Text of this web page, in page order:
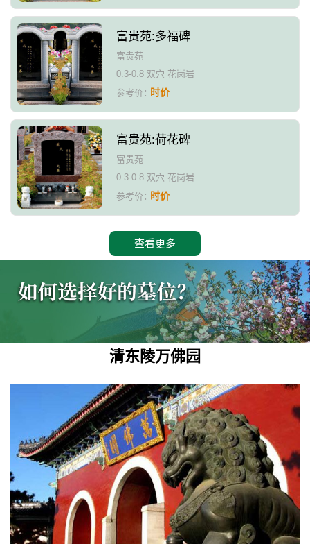
富贵苑:多福碑
富贵苑
0.3-0.8 双穴 花岗岩
参考价：时价
富贵苑:荷花碑
富贵苑
0.3-0.8 双穴 花岗岩
参考价：时价
查看更多
清东陵万佛园